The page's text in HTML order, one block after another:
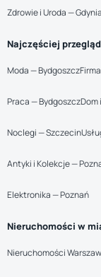
Zdrowie i Uroda — Gdynia
Najczęściej
Moda — Bydgoszcz
Praca — BydgoszczDom
Noclegi — Szczecin
Antyki i Kolekcje —
Elektronika — Poznań
Nieruchomości w
Nieruchomości